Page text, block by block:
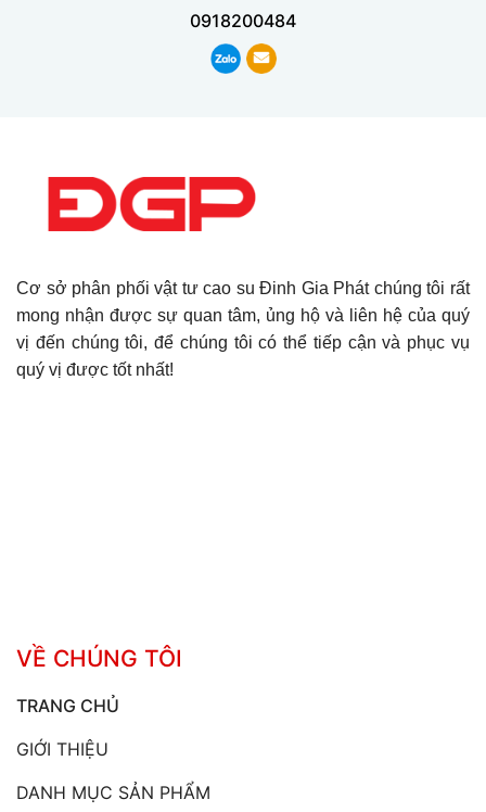
0918200484
Cơ sở phân phối vật tư cao su Đinh Gia Phát chúng tôi rất
mong nhận được sự quan tâm, ủng hộ và liên hệ của quý
vị đến chúng tôi, để chúng tôi có thể tiếp cận và phục vụ
quý vị được tốt nhất!
VỀ CHÚNG TÔI
TRANG CHỦ
GIỚI THIỆU
DANH MỤC SẢN PHẨM